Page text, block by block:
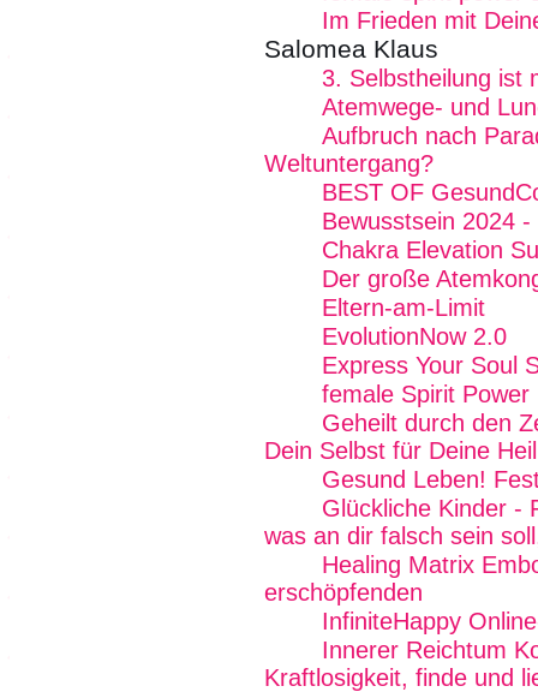
Im Frieden mit
Salomea Klaus
3. Selbstheilung ist
Atemwege- und
Aufbruch nach
Weltuntergang?
BEST OF
Bewusstsein 2024
Chakra Elevation
Der große
Eltern-am-Limit
EvolutionNow 2.0
Express Your Soul
female Spirit
Geheilt durch den
Dein Selbst für Deine
Gesund Leben!
Glückliche Kinder -
was an dir falsch sein
Healing Matrix
erschöpfenden
InfiniteHappy
Innerer Reichtum
Kraftlosigkeit, finde und